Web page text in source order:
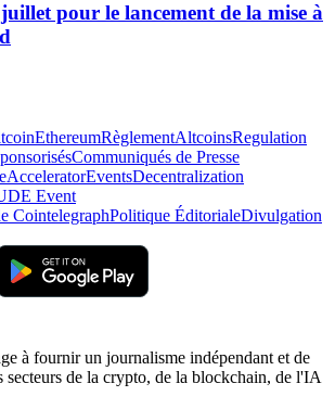
pour le lancement de la mise à
EthereumRèglementAltcoinsRegulation
Communiqués de Presse
AcceleratorEventsDecentralization
Event
CointelegraphPolitique ÉditorialeDivulgation
à fournir un journalisme indépendant et de
secteurs de la crypto, de la blockchain, de l'IA